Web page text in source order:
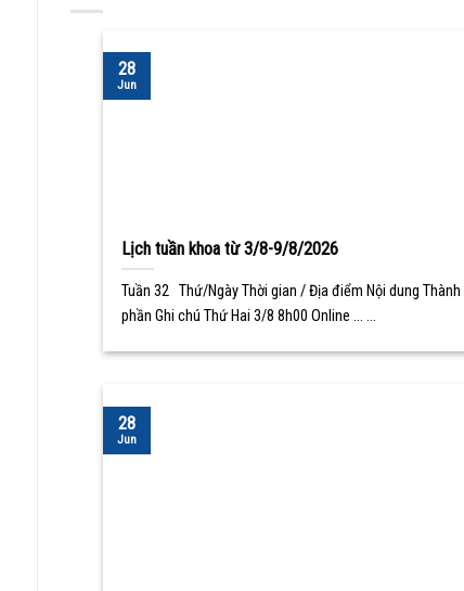
Lịch tuần khoa từ 3/8-9/8/2026
Tuần 32 Thứ/Ngày Thời gian / Địa điểm Nội dung Thành
phần Ghi chú Thứ Hai 3/8 8h00 Online ... ...
28
Jun
28
Jun